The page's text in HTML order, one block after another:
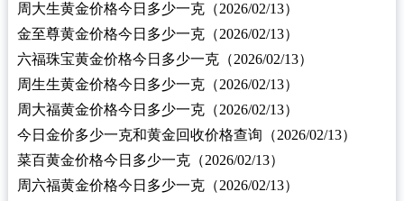
周大生黄金价格今日多少一克（2026/02/13）
金至尊黄金价格今日多少一克（2026/02/13）
六福珠宝黄金价格今日多少一克（2026/02/13）
周生生黄金价格今日多少一克（2026/02/13）
周大福黄金价格今日多少一克（2026/02/13）
今日金价多少一克和黄金回收价格查询（2026/02/13）
菜百黄金价格今日多少一克（2026/02/13）
周六福黄金价格今日多少一克（2026/02/13）